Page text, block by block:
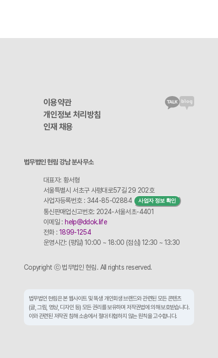
이용약관
개인정보 처리방침
인재 채용
법무법인 현림 강남 분사무소
대표자: 황서형
서울특별시 서초구 사평대로57길 29 202호
사업자등록번호 : 344-85-02884
사업자 정보 확인
통신판매업신고번호: 2024-서울서초-4401
이메일 : help@ddok.life
전화 : 1899-1254
운영시간: (평일) 10:00 ~ 18:00 (점심) 12:30 ~ 13:30
Copyright ⓒ 법무법인 현림. All rights reserved.
법무법인 현림은 본 웹사이트 및 똑생 개인회생 브랜드와 관련된 모든 콘텐츠
(글, 그림, 영상, 디자인 등) 모든 권리를 보유하며 저작권법에 의해 보호받습니다.
이와 관련된 저작권 침해 소송에서 절대 타협하지 않는 원칙을 고수합니다.